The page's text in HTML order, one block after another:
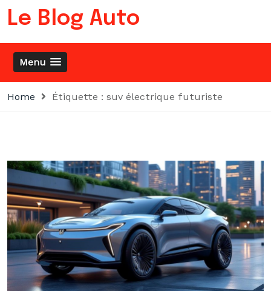
Skip
Le Blog Auto
Menu
Home Étiquette : suv électrique futuriste